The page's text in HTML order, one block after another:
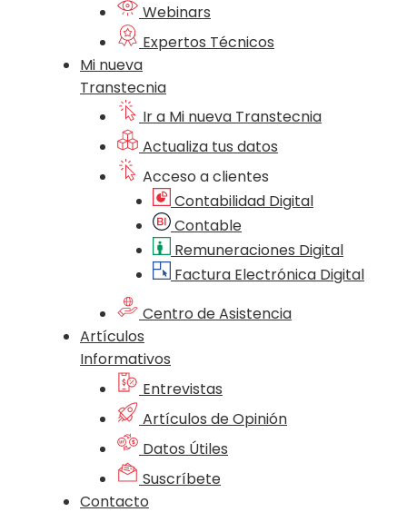
Webinars
Expertos Técnicos
Mi nueva
Transtecnia
Ir a Mi nueva Transtecnia
Actualiza tus datos
Acceso a clientes
Contabilidad Digital
Contable
Remuneraciones Digital
Factura Electrónica Digital
Centro de Asistencia
Artículos
Informativos
Entrevistas
Artículos de Opinión
Datos Útiles
Suscríbete
Contacto